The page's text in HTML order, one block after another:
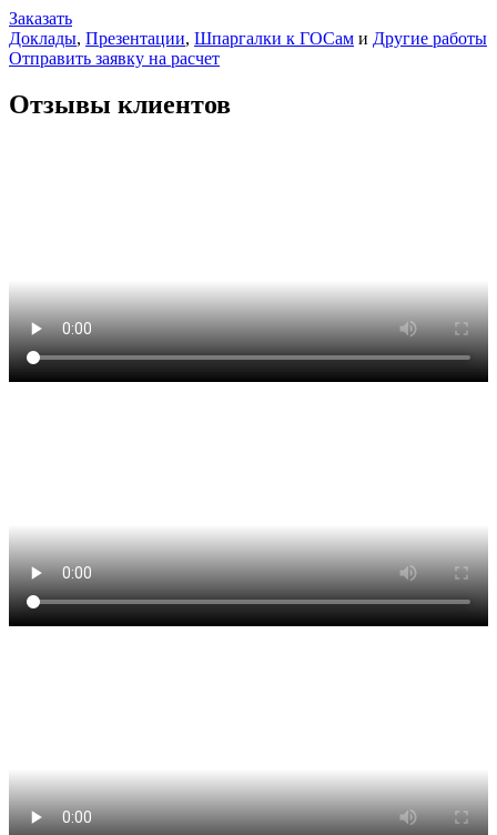
Заказать
Доклады, Презентации, Шпаргалки к ГОСам и Другие работы
Отправить заявку на расчет
Отзывы клиентов